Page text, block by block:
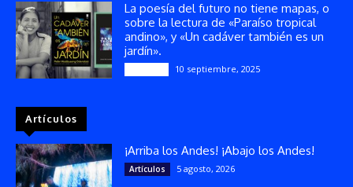
La poesía del futuro no tiene mapas, o
sobre la lectura de «Paraíso tropical
andino», y «Un cadáver también es un
jardín».
10 septiembre, 2025
Artículos
¡Arriba los Andes! ¡Abajo los Andes!
Artículos 5 agosto, 2026